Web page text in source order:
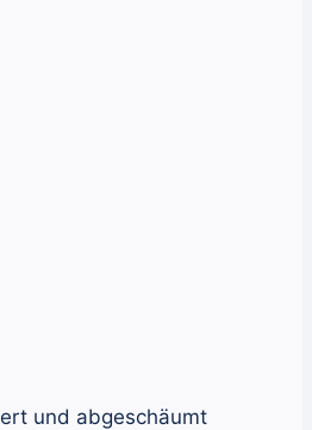
und abgeschäumt